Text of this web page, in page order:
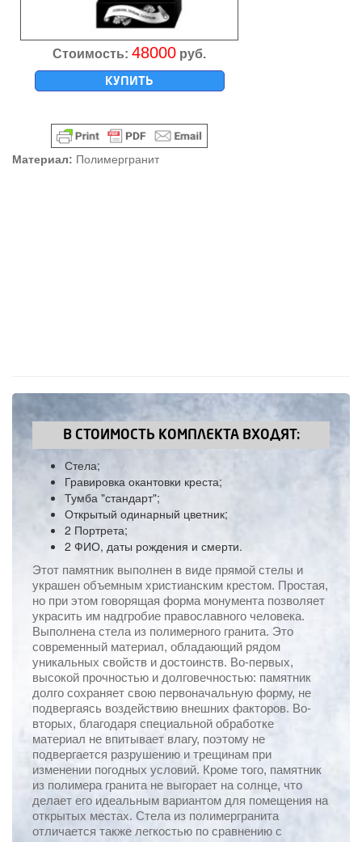
Стоимость: 48000 руб.
КУПИТЬ
Материал: Полимергранит
В СТОИМОСТЬ КОМПЛЕКТА ВХОДЯТ:
Стела;
Гравировка окантовки креста;
Тумба "стандарт";
Открытый одинарный цветник;
2 Портрета;
2 ФИО, даты рождения и смерти.
Этот памятник выполнен в виде прямой стелы и
украшен объемным христианским крестом. Простая,
но при этом говорящая форма монумента позволяет
украсить им надгробие православного человека.
Выполнена стела из полимерного гранита. Это
современный материал, обладающий рядом
уникальных свойств и достоинств. Во-первых,
высокой прочностью и долговечностью: памятник
долго сохраняет свою первоначальную форму, не
подвергаясь воздействию внешних факторов. Во-
вторых, благодаря специальной обработке
материал не впитывает влагу, поэтому не
подвергается разрушению и трещинам при
изменении погодных условий. Кроме того, памятник
из полимера гранита не выгорает на солнце, что
делает его идеальным вариантом для помещения на
открытых местах. Стела из полимергранита
отличается также легкостью по сравнению с